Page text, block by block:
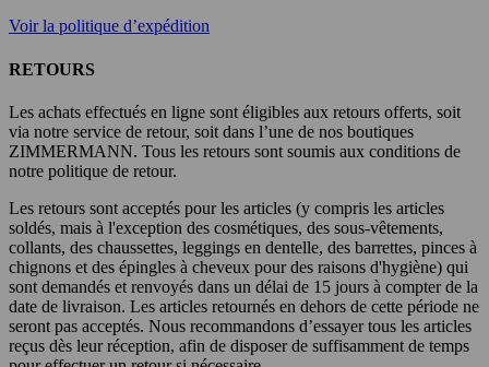
Voir la politique d’expédition
RETOURS
Les achats effectués en ligne sont éligibles aux retours offerts, soit
via notre service de retour, soit dans l’une de nos boutiques
ZIMMERMANN. Tous les retours sont soumis aux conditions de
notre politique de retour.
Les retours sont acceptés pour les articles (y compris les articles
soldés, mais à l'exception des cosmétiques, des sous-vêtements,
collants, des chaussettes, leggings en dentelle, des barrettes, pinces à
chignons et des épingles à cheveux pour des raisons d'hygiène) qui
sont demandés et renvoyés dans un délai de 15 jours à compter de la
date de livraison. Les articles retournés en dehors de cette période ne
seront pas acceptés. Nous recommandons d’essayer tous les articles
reçus dès leur réception, afin de disposer de suffisamment de temps